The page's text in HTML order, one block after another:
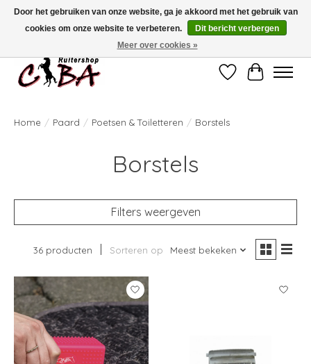
Bij vragen kan u ons contacteren op het nummer 011/60.67.34 ofciba@skynet.be
Ambachtstraat 22 A, 3530 Helchteren
Verlanglijst
Home / Paard / Poetsen & Toiletteren / Borstels
Borstels
Filters weergeven
36 producten Sorteren op Meest bekeken
Door het gebruiken van onze website, ga je akkoord met het gebruik van
cookies om onze website te verbeteren.
Dit bericht verbergen
Meer over cookies »